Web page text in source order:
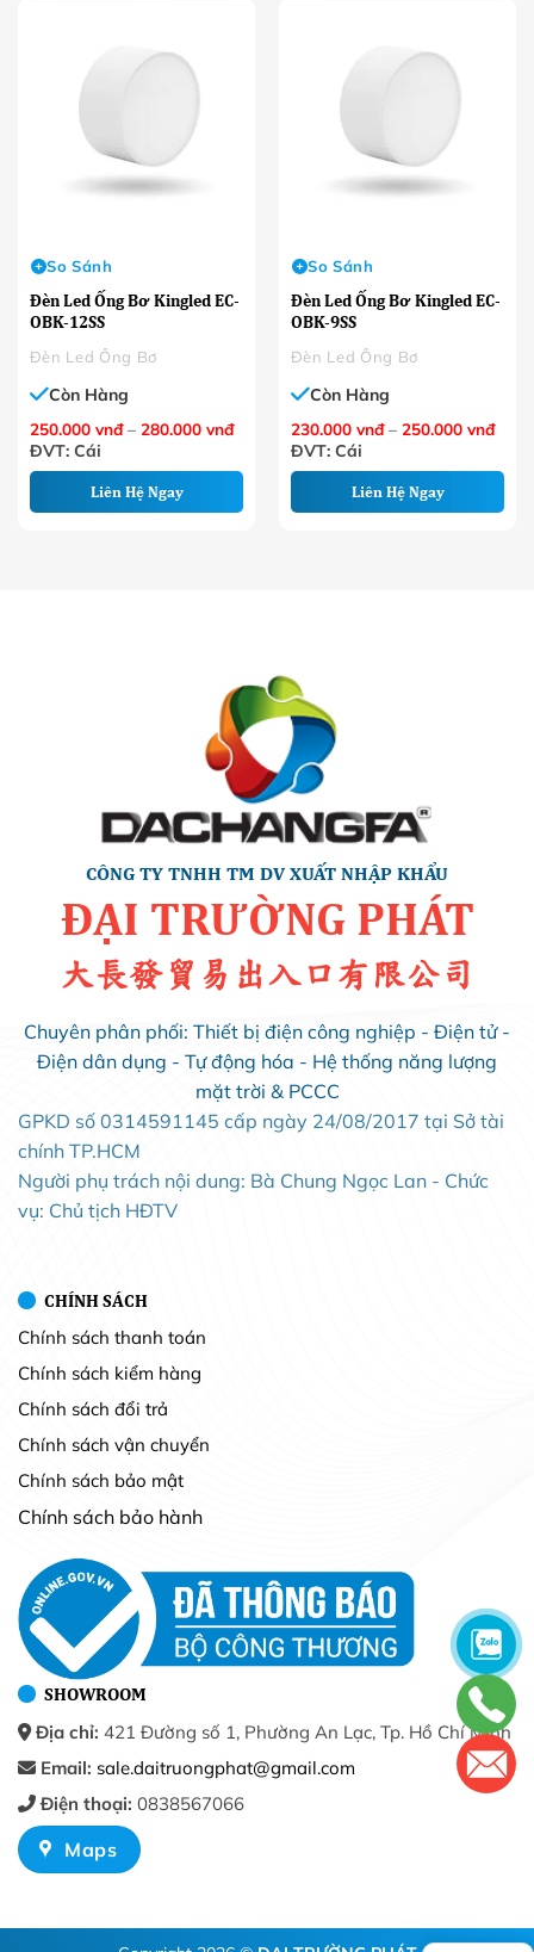
Đèn Led Ống Bơ
Đèn Led Ống Bơ Kingled EC-
OBK-12SS
So Sánh
Còn Hàng
250.000 vnđ – 280.000 vnđKhoảng
250.000 VNĐ
280.000 VNĐ
ĐVT: Cái
Liên Hệ Ngay
Đèn Led Ống Bơ
Đèn Led Ống Bơ Kingled EC-
OBK-9SS
So Sánh
Còn Hàng
230.000 vnđ – 250.000 vnđ
ĐVT: Cái
Liên Hệ Ngay
CÔNG TY TNHH TM DV XUẤT NHẬP KHẨU
ĐẠI TRƯỜNG PHÁT
大長發貿易出入口有限公司
Chuyên phân phối: Thiết bị điện công nghiệp - Điện tử -
Điện dân dụng - Tự động hóa - Hệ thống năng lượng
mặt trời & PCCC
GPKD số 0314591145 cấp ngày 24/08/2017 tại Sở tài
chính TP.HCM
Người phụ trách nội dung: Bà Chung Ngọc Lan - Chức
vụ: Chủ tịch HĐTV
CHÍNH SÁCH
Chính sách thanh toán
Chính sách kiểm hàng
Chính sách đổi trả
Chính sách vận chuyển
Chính sách bảo mật
Chính sách bảo hành
SHOWROOM
Địa chỉ: 421 Đường số 1, Phường An Lạc, Tp. Hồ Chí Minh
Email: sale.daitruongphat@gmail.com
Điện thoại: 0838567066
Maps